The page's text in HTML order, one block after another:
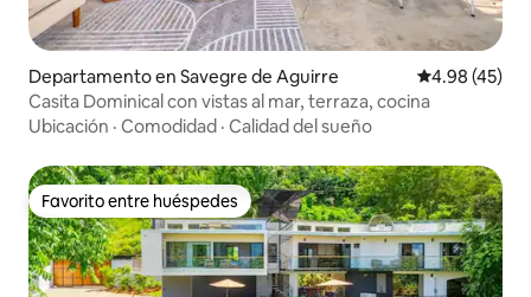
Departamento en Savegre de Aguirre Calificación
4.98 (45)
Casita Dominical con vistas al mar, terraza, cocina
Ubicación · Comodidad · Calidad del sueño
Favorito entre huéspedes
Favorito entre huéspedes